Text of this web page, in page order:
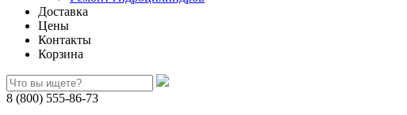
Доставка
Цены
Контакты
Корзина
8 (800) 555-86-73